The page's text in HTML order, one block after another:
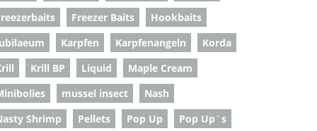
Freezer Baits
Hookbaits
Karpfen Karpfenangeln
Korda
Krill BP Liquid
Maple Cream
mussel insect
Nash
Shrimp
Pellets Pop Up
Pop Up`s